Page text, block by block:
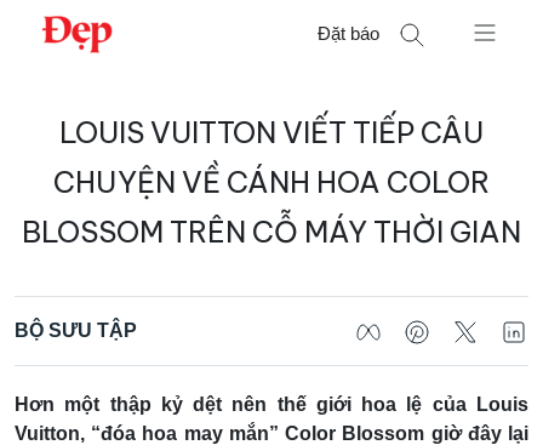
Chuyển
Đặt báo
kiếmLOUIS VUITTON VIẾT TIẾP CÂU
CHUYỆN VỀ CÁNH HOA COLOR
BLOSSOM TRÊN CỖ MÁY THỜI GIAN
BỘ SƯU TẬP
Hơn một thập kỷ dệt nên thế giới hoa lệ của Louis
Vuitton, “đóa hoa may mắn” Color Blossom giờ đây lại